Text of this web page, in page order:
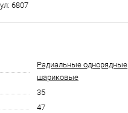
6807
Радиальные однорядные
шариковые
35
47